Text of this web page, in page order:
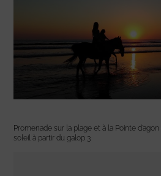
Promenade sur la plage et à la Pointe
soleil à partir du galop 3